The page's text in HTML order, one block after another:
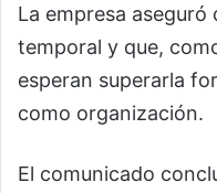
La empresa aseguró
temporal y que,
esperan superarla
como organización.
El comunicado